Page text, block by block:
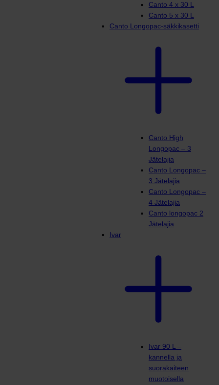
Canto 4 x 30 L
Canto 5 x 30 L
Canto Longopac-säkkikasetti
Canto High
Longopac – 3
Jätelajia
Canto Longopac –
3 Jätelajia
Canto Longopac –
4 Jätelajia
Canto longopac 2
Jätelajia
Ivar
Ivar 90 L –
kannella ja
suorakaiteen
muotoisella